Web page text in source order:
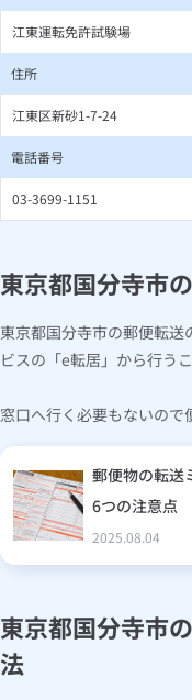
江東運転免許試験場
住所
江東区新砂1-7-24
電話番号
03-3699-1151
東京都国分寺市
東京都国分寺市の郵便転
ビスの「e転居」から行う
窓口へ行く必要もないので
郵便物の転送
6つの注意点
2025.08.04
東京都国分寺市
法